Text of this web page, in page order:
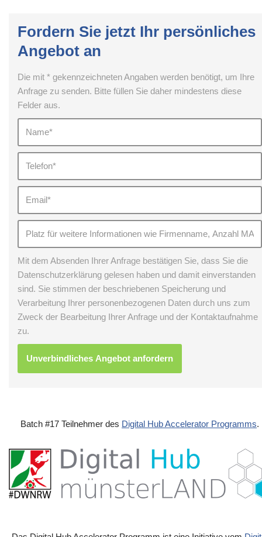
Fordern Sie jetzt Ihr persönliches
Angebot an
Die mit * gekennzeichneten Angaben werden benötigt, um Ihre
Anfrage zu senden. Bitte füllen Sie daher mindestens diese
Felder aus.
Mit dem Absenden Ihrer Anfrage bestätigen Sie, dass Sie die
Datenschutzerklärung gelesen haben und damit einverstanden
sind. Sie stimmen der beschriebenen Speicherung und
Verarbeitung Ihrer personenbezogenen Daten durch uns zum
Zweck der Bearbeitung Ihrer Anfrage und der Kontaktaufnahme
zu.
Batch #17 Teilnehmer des Digital Hub Accelerator Programms.